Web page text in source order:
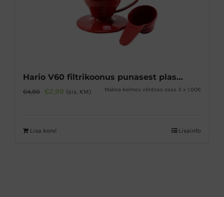
Hario V60 filtrikoonus punasest plastikust 01
€4,90 Algne
€4,90.
€2,99 Praegune
(sis. KM) Maksa kolmes võrdses osas 3 x 1.00€
Lisa korvi Lisainfo